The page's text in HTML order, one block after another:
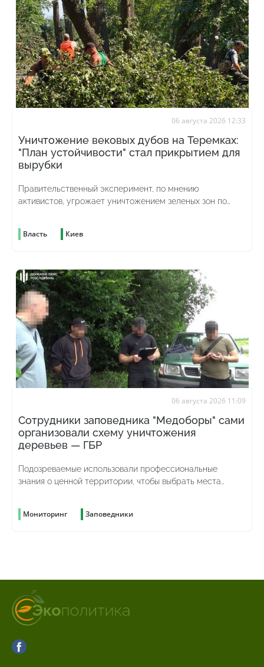
06 августа 2026 12:33
Уничтожение вековых дубов на Теремках:
"План устойчивости" стал прикрытием для
вырубки
Правительственный эксперимент, по мнению
активистов, угрожает уничтожением зеленых зон по
Власть Киев
06 августа 2026 11:09
Сотрудники заповедника "Медоборы" сами
организовали схему уничтожения
деревьев — ГБР
Подозреваемые использовали профессиональные
знания о ценной территории, чтобы выбрать места
Мониторинг Заповедники